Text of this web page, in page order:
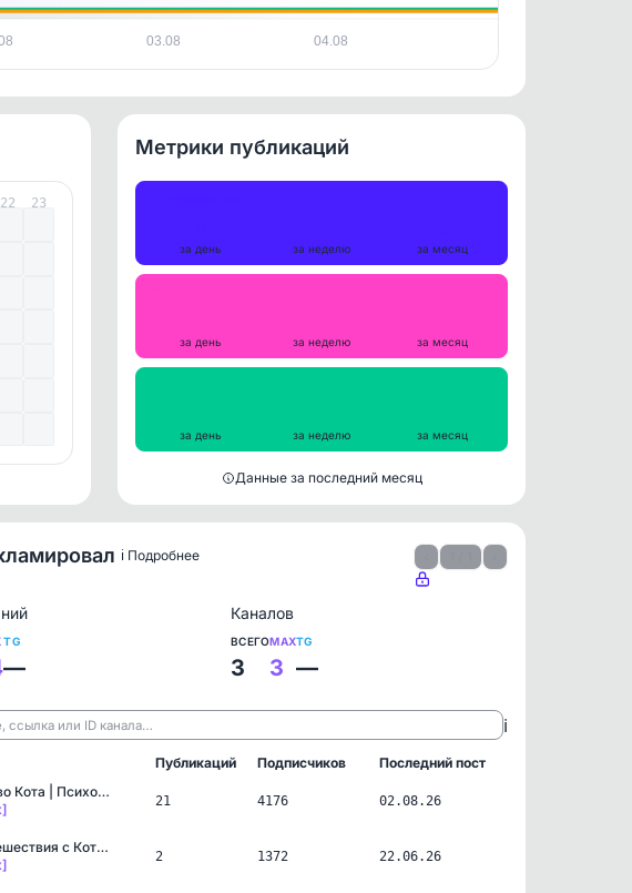
03.08 04.08
22 23
Метрики публикаций
за день за неделю за месяц
за день за неделю за месяц
за день за неделю за месяц
Данные за последний месяц
ℹ️ Подробнее
TG
—
Каналов
ВСЕГО
3
MAX
3
TG
—
ссылка или ID канала… ℹ️
Публикаций Подписчиков
Последний пост
Слово Кота | Психология,…
21 4176 02.08.26
Путешествия с Котом
2 1372 22.06.26